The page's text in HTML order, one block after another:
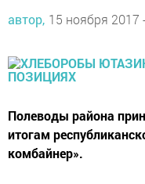
автор, 15 ноября 2017
Полеводы района
итогам
комбайнер».